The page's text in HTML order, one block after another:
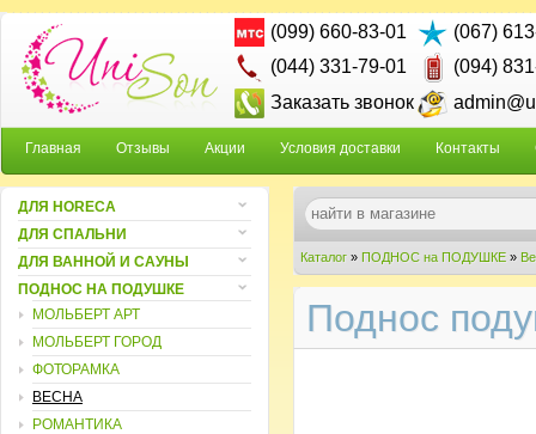
(099) 660-83-01
(067)
(044) 331-79-01
(094)
Заказать звонок
Главная Отзывы Акции Условия доставки Контакты
Каталог » ПОДНОС на ПОДУШКЕ »
Поднос
ДЛЯ HORECA
ДЛЯ СПАЛЬНИ
ДЛЯ ВАННОЙ И САУНЫ
ПОДНОС НА ПОДУШКЕ
МОЛЬБЕРТ АРТ
МОЛЬБЕРТ ГОРОД
ФОТОРАМКА
ВЕСНА
РОМАНТИКА